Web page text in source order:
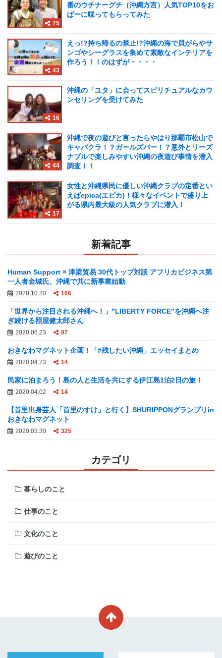
75
番のウチナーグチ（沖縄方言）人気TOP10をお
ばーに喋ってもらってみた
43
えっ!?持ち帰るの禁止!?沖縄の海で貝がらやサ
ンゴやシーグラスを集めて素敵なインテリアを
作ろう！！のはずが・・・・
16
沖縄の「ユタ」に会ってスピリチュアルなカウ
ンセリングを受けてみた
44
沖縄で夜の遊びと言ったらやはり那覇市松山で
キャバクラ！？ガールズバー！？意外とリーズ
ナブルで楽しみやすい沖縄の夜遊び事情を潜入
調査！！
17
女性と沖縄県民に優しい沖縄クラブの定番とい
えばepica(エピカ)！様々なイベントで盛り上
がる県内最大級の人気クラブに潜入！
新着記事
Human Support × 津梁貿易 30代トップ対談 アフリカビジネス第
一人者金城氏、沖縄で共に新事業始動
2020.10.20 166
「世界から注目される沖縄へ！」”LIBERTY FORCE”を沖縄へ注
ぎ続ける照屋健太郎さん
2020.06.23 97
おきなわマグネット企画！「#残したい沖縄」エッセイまとめ
2020.04.23 14
民家に泊まろう！島の人と生活を共にする伊江島1泊2日の旅！
2020.04.02 14
【首里出身芸人「首里のすけ」と行く】SHURIPPONグランプリin
おきなわマグネット
2020.03.30 325
カテゴリ
暮らしのこと
仕事のこと
文化のこと
遊びのこと